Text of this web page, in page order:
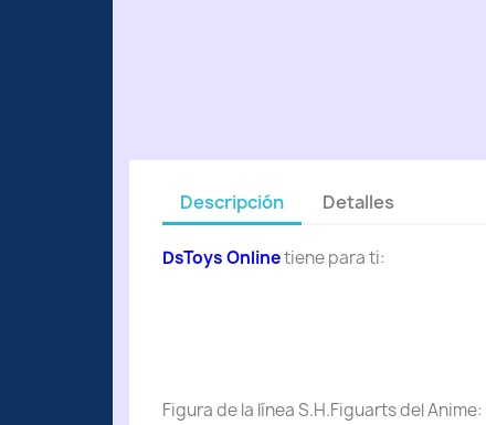
Descripción Detalles
DsToys Onlinetiene para ti:
Figura de la línea S.H.Figuarts del Anime: